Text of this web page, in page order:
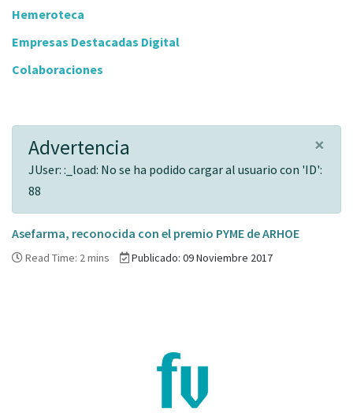
Hemeroteca
Empresas Destacadas Digital
Colaboraciones
×
Advertencia
JUser: :_load: No se ha podido cargar al usuario con 'ID':
88
Asefarma, reconocida con el premio PYME de ARHOE
Read Time: 2 mins Publicado: 09 Noviembre 2017